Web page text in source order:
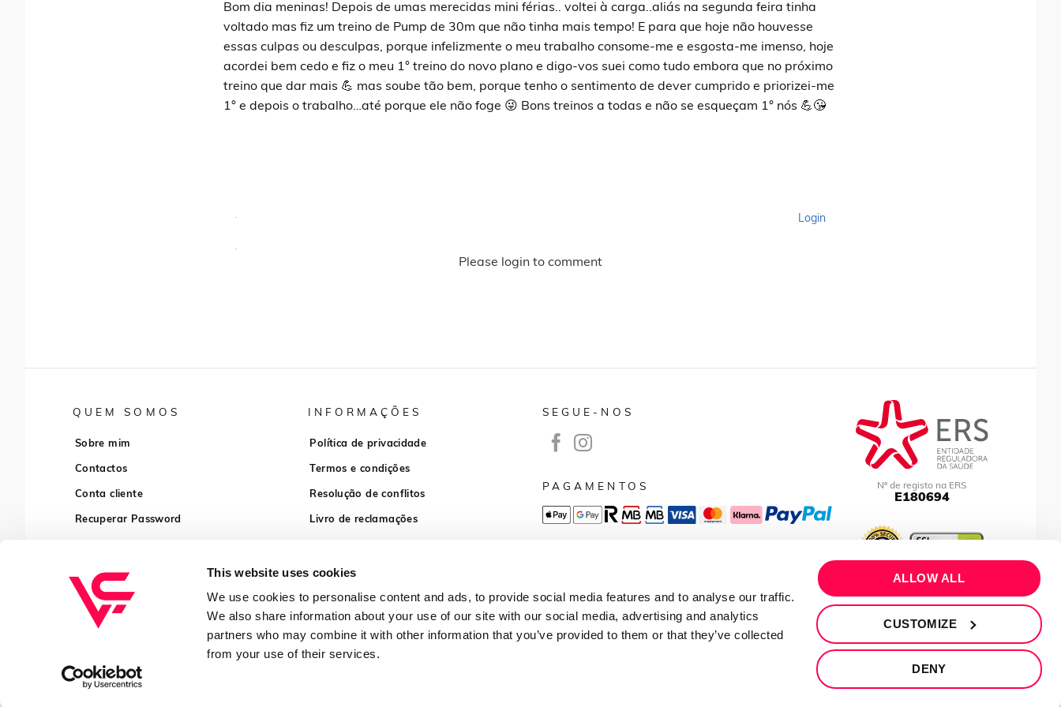
This website uses cookies
We use cookies to personalise content and ads, to provide social media features and to analyse our traffic.
We also share information about your use of our site with our social media, advertising and analytics
partners who may combine it with other information that you’ve provided to them or that they’ve collected
from your use of their services.
ALLOW ALL
CUSTOMIZE
DENY
Bom dia meninas! Depois de umas merecidas mini férias.. voltei à carga..aliás na segunda feira tinha
voltado mas fiz um treino de Pump de 30m que não tinha mais tempo! E para que hoje não houvesse
essas culpas ou desculpas, porque infelizmente o meu trabalho consome-me e esgosta-me imenso, hoje
acordei bem cedo e fiz o meu 1° treino do novo plano e digo-vos suei como tudo embora que no próximo
treino que dar mais 💪 mas soube tão bem, porque tenho o sentimento de dever cumprido e priorizei-me
1° e depois o trabalho…até porque ele não foge 😜 Bons treinos a todas e não se esqueçam 1° nós 💪😘
Login
Please login to comment
QUEM SOMOS
Sobre mim
Contactos
Conta cliente
Recuperar Password
INFORMAÇÕES
Política de privacidade
Termos e condições
Resolução de conflitos
Livro de reclamações
SEGUE-NOS
PAGAMENTOS Nº de registo na ERS
E180694